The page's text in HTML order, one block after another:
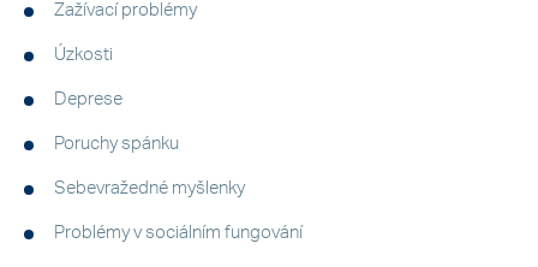
Zažívací problémy
Úzkosti
Deprese
Poruchy spánku
Sebevražedné myšlenky
Problémy v sociálním fungování